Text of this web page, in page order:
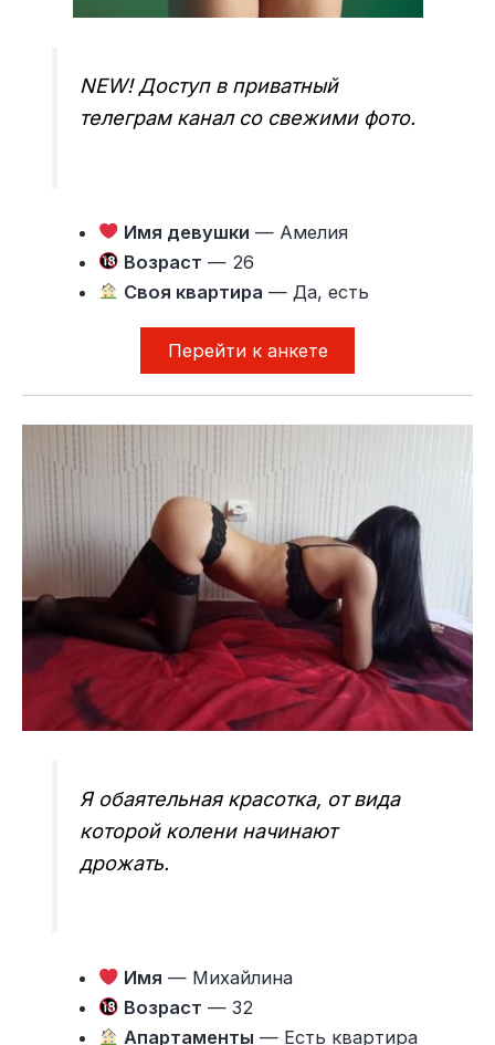
NEW! Доступ в приватный
телеграм канал со свежими фото.
Имя девушки — Амелия
Возраст — 26
Своя квартира — Да, есть
Перейти к анкете
Я обаятельная красотка, от вида
которой колени начинают
дрожать.
Имя — Михайлина
Возраст — 32
Апартаменты — Есть квартира